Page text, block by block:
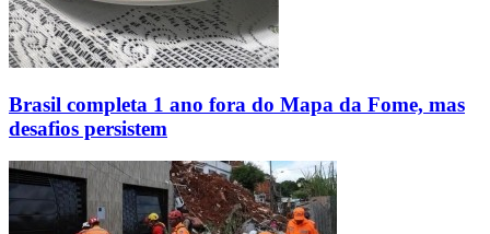
Brasil completa 1 ano fora do Mapa da Fome, mas
desafios persistem